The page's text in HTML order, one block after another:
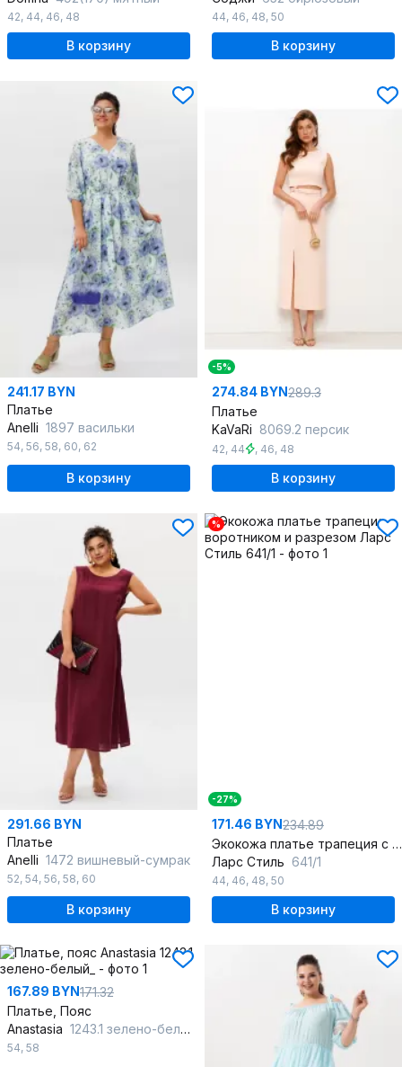
42, 44, 46, 48
В корзину
44, 46, 48, 50
В корзину
241.17 BYN
Платье
Anelli 1897 васильки
54, 56, 58, 60, 62
В корзину
-5%
274.84 BYN289.3
Платье
KaVaRi 8069.2 персик
42, 44 , 46, 48
В корзину
291.66 BYN
Платье
Anelli 1472 вишневый-сумрак
52, 54, 56, 58, 60
В корзину
%
-27%
171.46 BYN234.89
Экокожа платье трапеция с воротником и разрезом
Ларс Стиль 641/1
44, 46, 48, 50
В корзину
167.89 BYN171.32
Платье, Пояс
Anastasia 1243.1 зелено-белый_
54, 58